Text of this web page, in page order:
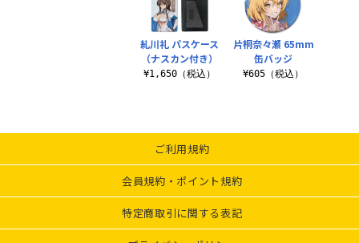
糺川礼 パスケース
（ナスカン付き）
¥1,650（税込）
片桐奈々瀬 65mm
缶バッジ
¥605（税込）
ご利用規約
会員規約・ポイント規約
特定商取引に関する表記